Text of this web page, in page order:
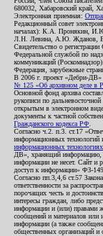
680032, Хабаровский край,
Электронная приемная:
Редакционный совет
началах): К.А. Пронякин,
Л.Н. Левина, А.Ю. Жданов,
Свидетельство о
Федеральной службой по
коммуникаций
Федерация, зарубежные
В 2006 г. проект «Дебри-ДВ»
№ 125 «Об архивном деле в
Основной фонд архива
рукописи по
открытым в электронном
документы к частной
Гражданского кодекса РФ
Согласно ч.2. п.3. ст.17
информационных
информационных
ДВ», хранящий информацию,
информации не несет. Сайт и
доступ к информации» ФЗ-149.
Согласно пп.3,4,6 ст.57
ответственности за
порочащих честь и
интересы граждан, либо
информации и (или) правами
сообщений и материалов или
информации (а также
общественных организаций и